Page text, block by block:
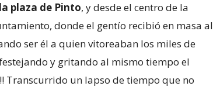
plaza de Pinto, y desde el centro de la
donde el gentío recibió en masa al
ser él a quien vitoreaban los miles de
y gritando al mismo tiempo el
!! Transcurrido un lapso de tiempo que no